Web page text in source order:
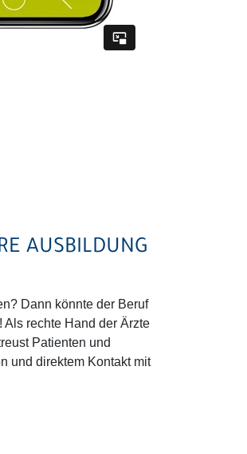
AUSBILDUNG
Dann könnte der Beruf
rechte Hand der Ärzte
Patienten und
und direktem Kontakt mit